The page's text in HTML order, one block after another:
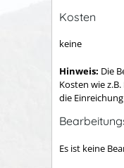
Kosten
keine
Hinweis: Die
Kosten wie
die
Es ist keine